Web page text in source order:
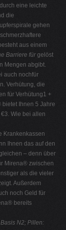
eine leichte
die
gehen
schmerzhaftere
aus einem
Barriere für gelöst
Mengen abgibt.
auch nochfür
Verhütung, die
für Verhütung1 +
Ihnen 5 Jahre
Wie bei allen
Krankenkassen
Ihnen das auf den
– denn über
Mirena® zwischen
als die vieler
Außerdem
noch Geld für
bereits
N2; Pillen: